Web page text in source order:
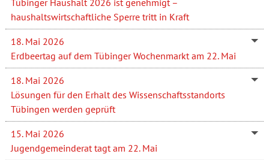
haushaltswirtschaftliche Sperre tritt in Kraft
18. Mai 2026
Erdbeertag auf dem Tübinger Wochenmarkt am 22. Mai
18. Mai 2026
Lösungen für den Erhalt des Wissenschaftsstandorts
Tübingen werden geprüft
15. Mai 2026
Jugendgemeinderat tagt am 22. Mai